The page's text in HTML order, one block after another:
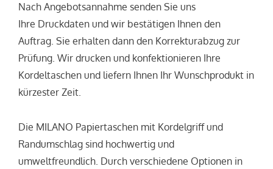
Nach Angebotsannahme senden Sie uns
Ihre Druckdaten und wir bestätigen Ihnen den
Auftrag. Sie erhalten dann den Korrekturabzug zur
Prüfung. Wir drucken und konfektionieren Ihre
Kordeltaschen und liefern Ihnen Ihr Wunschprodukt in
kürzester Zeit.
Die MILANO Papiertaschen mit Kordelgriff und
Randumschlag sind hochwertig und
umweltfreundlich. Durch verschiedene Optionen in